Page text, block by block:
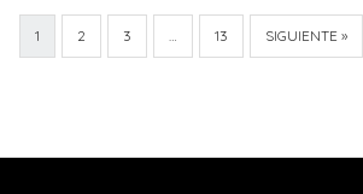
1 2 3 13 SIGUIENTE »